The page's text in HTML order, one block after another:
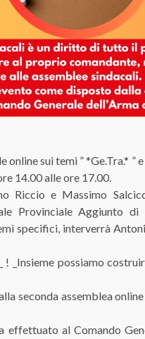
online sui temi ” *Ge.Tra.* ”
14.00 alle ore 17.00.
Riccio e Massimo
Provinciale Aggiunto di
specifici, interverrà
! _Insieme possiamo
seconda assemblea
effettuato al Comando